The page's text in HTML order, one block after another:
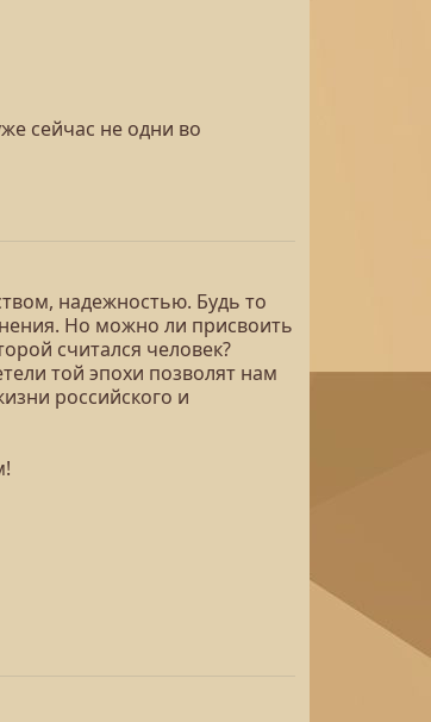
сейчас не одни во
надежностью. Будь то
Но можно ли присвоить
считался человек?
той эпохи позволят нам
российского и